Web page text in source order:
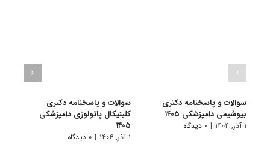
سوالات و پاسخنامه دکتری
بیوشیمی دامپزشکی ۱۴۰۵
۱ آذر, ۱۴۰۴ | ۰ دیدگاه
سوالات و پاسخنامه دکتری
کلینیکال پاتولوژی دامپزشکی
۱۴۰۵
۱ آذر, ۱۴۰۴ | ۰ دیدگاه